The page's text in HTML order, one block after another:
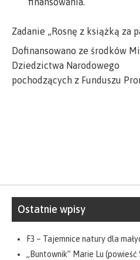
Zadanie „Rosnę z książką za
Dofinansowano ze środków
Dziedzictwa Narodowego
pochodzących z Funduszu
Ostatnie wpisy
F3 – Tajemnice natury dla
„Buntownik” Marie Lu (powieść